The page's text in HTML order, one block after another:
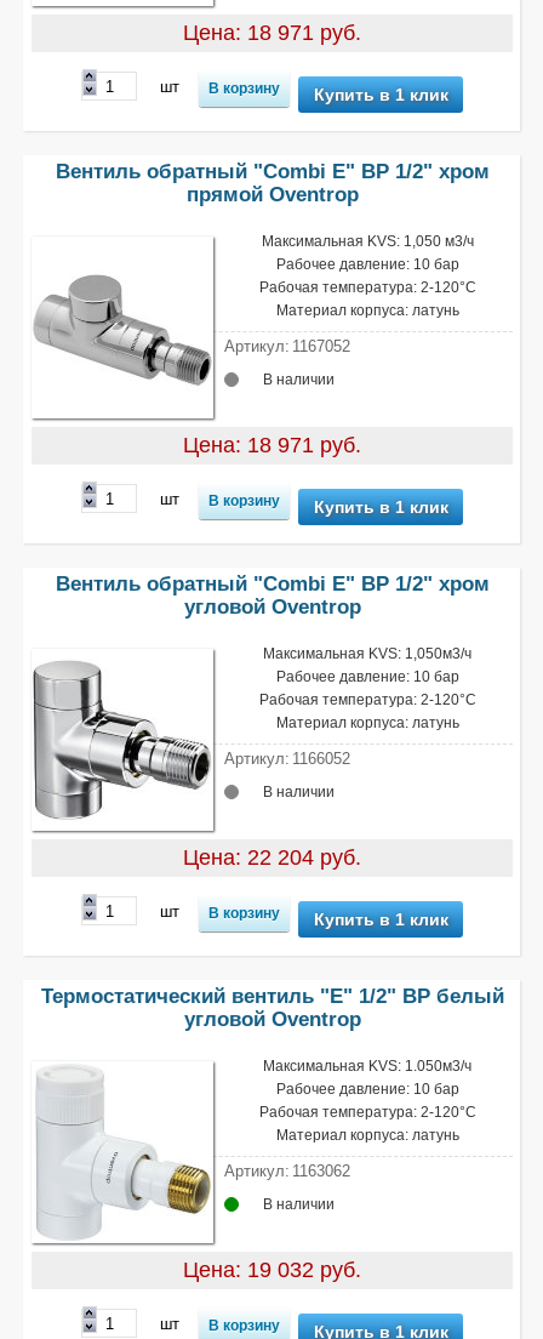
Цена: 18 971 руб.
шт Купить в 1 клик
Вентиль обратный "Combi Е" ВР 1/2" хром
прямой Oventrop
Максимальная KVS: 1,050 м3/ч
Рабочее давление: 10 бар
Рабочая температура: 2-120°С
Материал корпуса: латунь
Артикул: 1167052
В наличии
Цена: 18 971 руб.
шт Купить в 1 клик
Вентиль обратный "Combi Е" ВР 1/2" хром
угловой Oventrop
Максимальная KVS: 1,050м3/ч
Рабочее давление: 10 бар
Рабочая температура: 2-120°С
Материал корпуса: латунь
Артикул: 1166052
В наличии
Цена: 22 204 руб.
шт Купить в 1 клик
Термостатический вентиль "Е" 1/2" ВР белый
угловой Oventrop
Максимальная KVS: 1.050м3/ч
Рабочее давление: 10 бар
Рабочая температура: 2-120°С
Материал корпуса: латунь
Артикул: 1163062
В наличии
Цена: 19 032 руб.
шт Купить в 1 клик